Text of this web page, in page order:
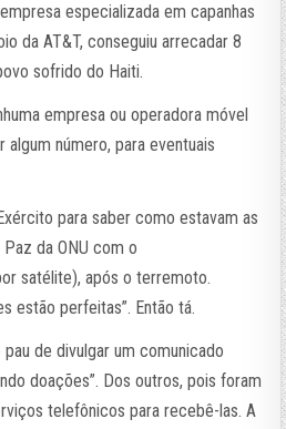
especializada em capanhas
da AT&T, conseguiu arrecadar 8
sofrido do Haiti.
empresa ou operadora móvel
número, para eventuais
para saber como estavam as
da ONU com o
satélite), após o terremoto.
estão perfeitas”. Então tá.
de divulgar um comunicado
doações”. Dos outros, pois foram
telefônicos para recebê-las. A